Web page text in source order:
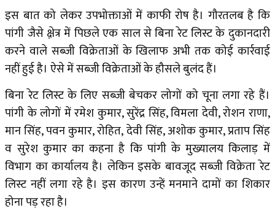
इस बात को लेकर उपभोक्ताओं में काफी रोष है। गौरतलब है कि
पांगी जैसे क्ष़ेत्र में पिछले एक साल से बिना रेट लिस्ट के दुकानदारी
करने वाले सब्जी विक्रेताओं के खिलाफ अभी तक कोई कार्रवाई
नहीं हुई है। ऐसे में सब्जी विक्रेताओं के हौसले बुलंद हैं।
बिना रेट लिस्ट के लिए सब्जी बेचकर लोगों को चूना लगा रहे हैं।
पांगी के लोगों में रमेश कुमार, सुरेंद्र सिंह, विमला देवी, रोशन राणा,
मान सिंह, पवन कुमार, रोहित, देवी सिंह, अशोक कुमार, प्रताप सिंह
व सुरेश कुमार का कहना है कि पांगी के मुख्यालय किलाड़ में
विभाग का कार्यालय है। लेकिन इसके बावजूद सब्जी विक्रेता रेट
लिस्ट नहीं लगा रहे है। इस कारण उन्हें मनमाने दामों का शिकार
होना पड़ रहा है।